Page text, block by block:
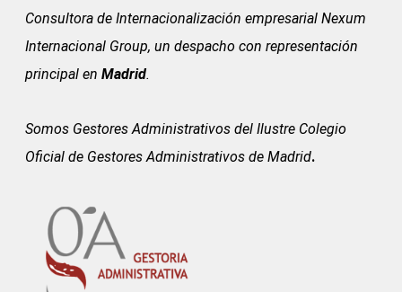
Consultora de Internacionalización empresarial Nexum
Internacional Group, un despacho con representación
principal en Madrid.
Somos Gestores Administrativos del Ilustre Colegio
Oficial de Gestores Administrativos de Madrid.